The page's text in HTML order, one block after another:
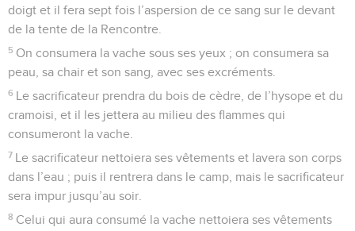
doigt et il fera sept fois l’aspersion de ce sang sur le devant
de la tente de la Rencontre.
5 On consumera la vache sous ses yeux ; on consumera sa
peau, sa chair et son sang, avec ses excréments.
6 Le sacrificateur prendra du bois de cèdre, de l’hysope et du
cramoisi, et il les jettera au milieu des flammes qui
consumeront la vache.
7 Le sacrificateur nettoiera ses vêtements et lavera son corps
dans l’eau ; puis il rentrera dans le camp, mais le sacrificateur
sera impur jusqu’au soir.
8 Celui qui aura consumé la vache nettoiera ses vêtements